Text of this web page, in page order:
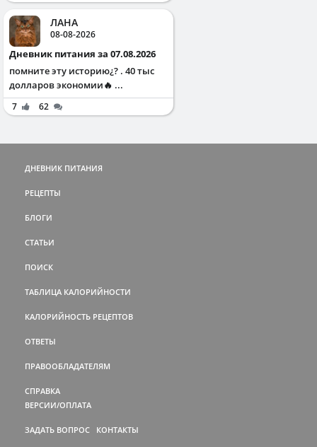
ЛАНА
08-08-2026
Дневник питания за 07.08.2026
помните эту историю¿? . 40 тыс
долларов экономии🔥 ...
7 62
ДНЕВНИК ПИТАНИЯ
РЕЦЕПТЫ
БЛОГИ
СТАТЬИ
ПОИСК
ТАБЛИЦА КАЛОРИЙНОСТИ
КАЛОРИЙНОСТЬ РЕЦЕПТОВ
ОТВЕТЫ
ПРАВООБЛАДАТЕЛЯМ
СПРАВКА
ВЕРСИИ/ОПЛАТА
ЗАДАТЬ ВОПРОС КОНТАКТЫ